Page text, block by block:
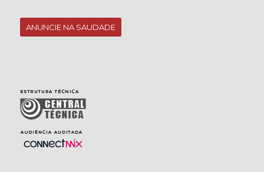
ANUNCIE NA SAUDADE